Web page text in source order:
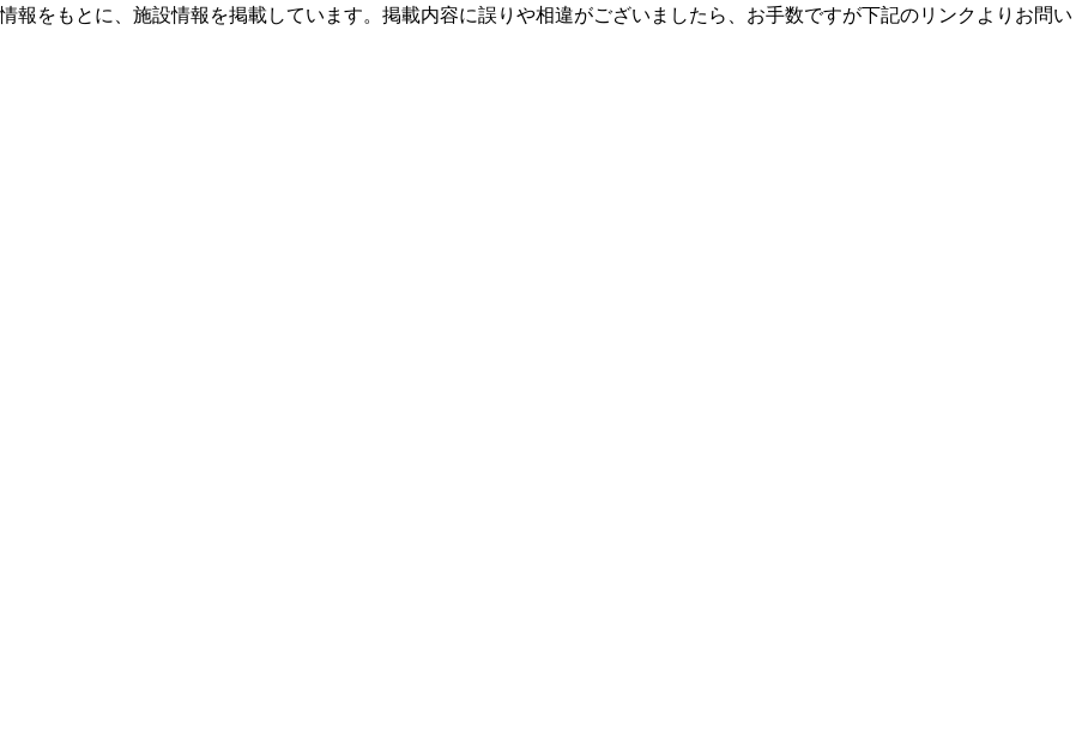
報をもとに、施設情報を掲載しています。掲載内容に誤りや相違がございましたら、お手数ですが下記のリンクよりお問い